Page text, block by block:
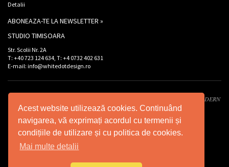
Acest website utilizează cookies. Continuând
navigarea, vă exprimați acordul cu termenii și
condițiile de utilizare și cu politica de cookies.
Mai multe detalii
Detalii
ABONEAZA-TE LA NEWSLETTER »
STUDIO TIMISOARA
Str. Scolii Nr. 2A
T: +40 723 124 634, T: +4 0732 402 631
E-mail: info@whitedotdesign.ro
. © 2026 INT MODERN
DESIGN SRL - Toate drepturile rezervate.